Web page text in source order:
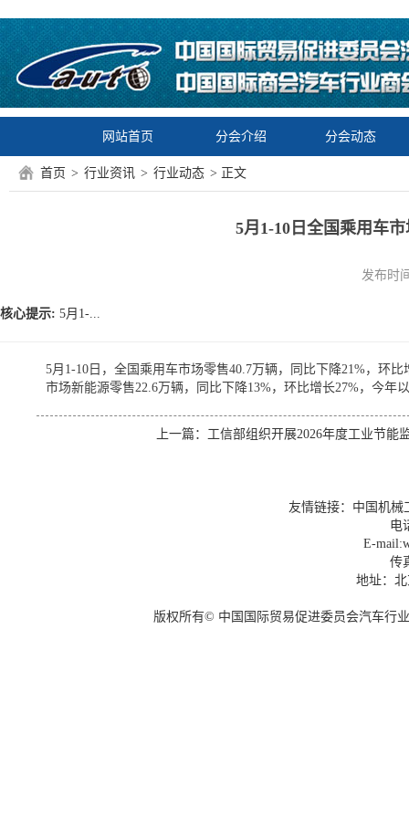
网站首页 分会介绍 分会动态
首页 > 行业资讯 > 行业动态 > 正文
5月1-10日全国乘用车
发布时
核心提示: 5月1-...
5月1-10日，全国乘用车市场零售40.7万辆，同比下降21%，环
市场新能源零售22.6万辆，同比下降13%，环比增长27%，今年
上一篇： 工信部组织开展2026年度工业节能
友情链接： 中国机械
电
E-
传
地址：
版权所有© 中国国际贸易促进委员会汽车行